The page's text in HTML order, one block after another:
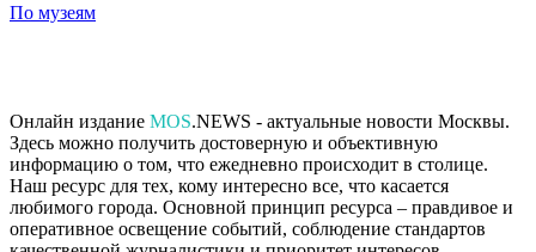
По музеям
Онлайн издание MOS.NEWS - актуальные новости Москвы.
Здесь можно получить достоверную и объективную
информацию о том, что ежедневно происходит в столице.
Наш ресурс для тех, кому интересно все, что касается
любимого города. Основной принцип ресурса – правдивое и
оперативное освещение событий, соблюдение стандартов